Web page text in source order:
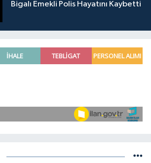
Bigalı Emekli Polis Hayatını Kaybetti